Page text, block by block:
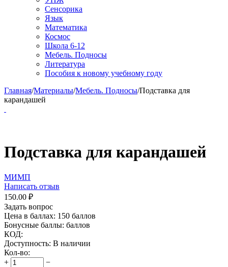
Сенсорика
Язык
Математика
Космос
Школа 6-12
Мебель. Подносы
Литература
Пособия к новому учебному году
Главная/Материалы/Мебель. Подносы/Подставка для
карандашей
Подставка для карандашей
МИМП
Написать отзыв
150.00 ₽
Задать вопрос
Цена в баллах: 150 баллов
Бонусные баллы: баллов
КОД:
Доступность: В наличии
Кол-во:
+
−